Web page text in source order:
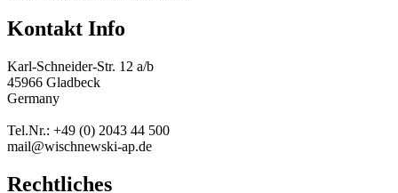
Kontakt Info
Karl-Schneider-Str. 12 a/b
45966 Gladbeck
Germany
Tel.Nr.: +49 (0) 2043 44 500
mail@wischnewski-ap.de
Rechtliches